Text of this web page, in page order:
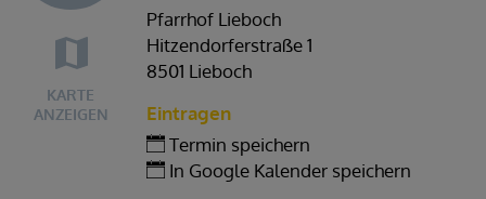
KARTE
ANZEIGEN
Pfarrhof Lieboch
Hitzendorferstraße 1
8501 Lieboch
Eintragen
Termin speichern
In Google Kalender speichern